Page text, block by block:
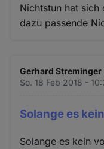
Nichtstun hat
dazu passende
Gerhard
So. 18 Feb 2018 -
Solange es
Solange es kein